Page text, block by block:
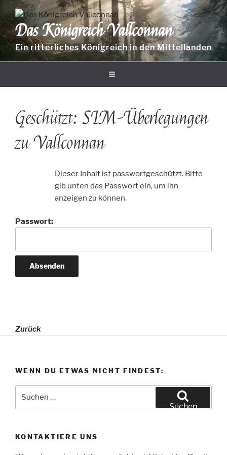
Zum
Inhalt
springenDas Königreich Vallconnan
Ein ritterliches Königreich in den Mittellanden
Geschützt: SIM-Überlegungen
zu Vallconnan
Dieser Inhalt ist passwortgeschützt. Bitte
gib unten das Passwort ein, um ihn
anzeigen zu können.
Passwort:
Zurück
WENN DU ETWAS NICHT FINDEST:
Suchen
KONTAKTIERE UNS